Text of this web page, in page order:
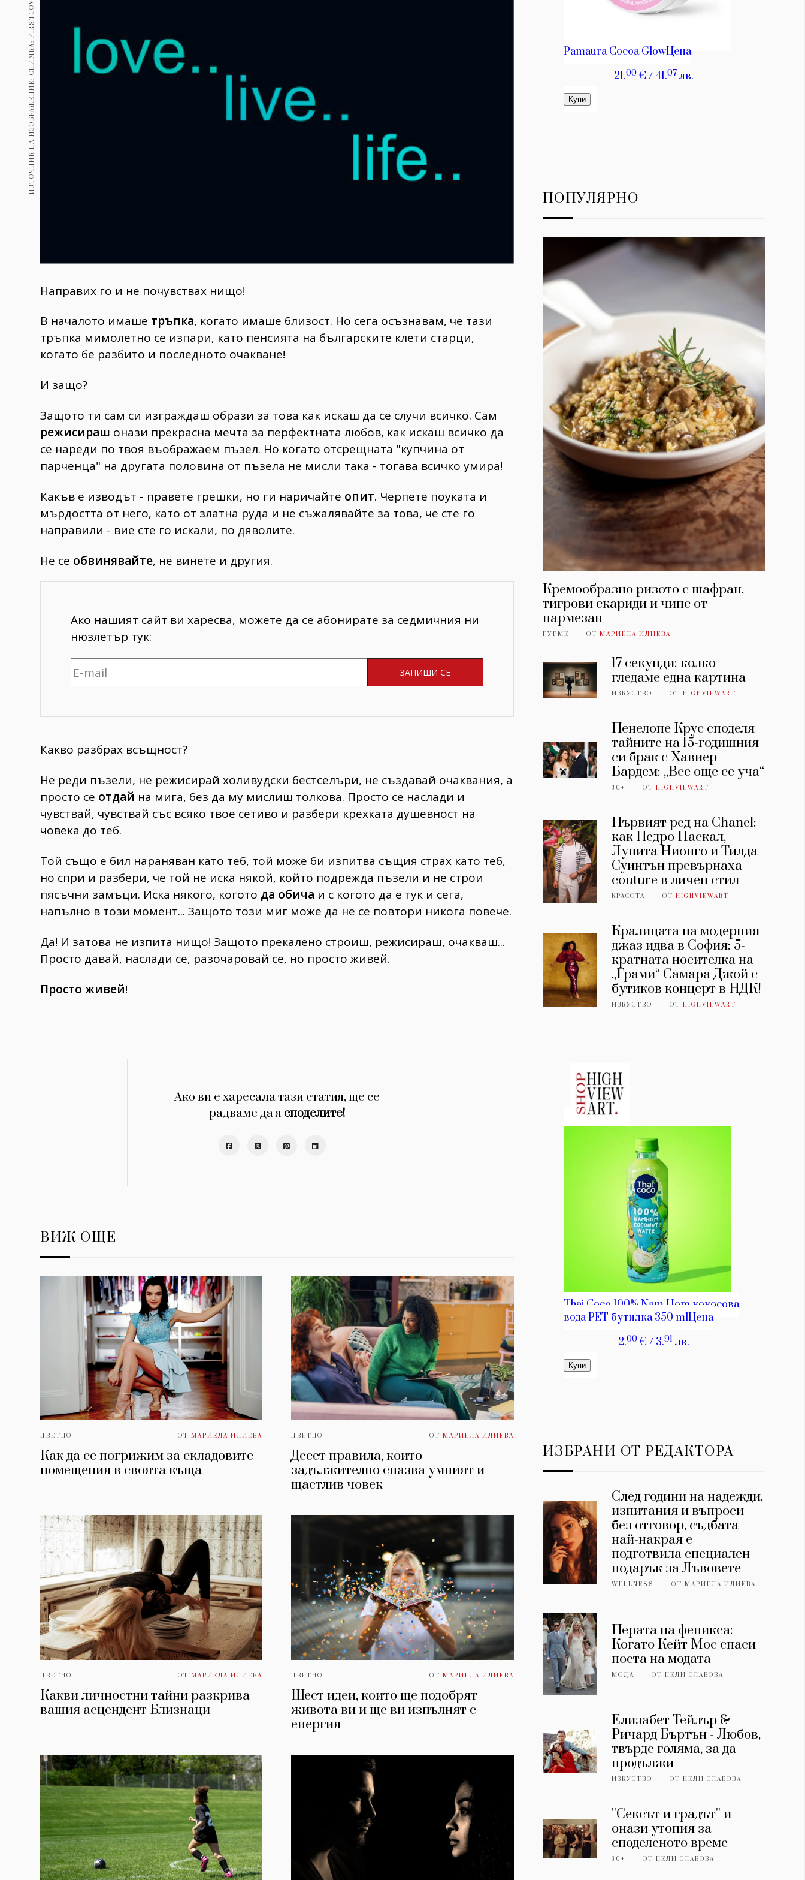
Пътувай
Здраве 389
Gentlemen
Wellness
ПОСЛЕДВАЙТЕ
НИ
ИЗТОЧНИК НА ИЗОБРАЖЕНИЕ: СНИМКА: FIRSTCOVERS.COM
Направих го и не почувствах нищо!
В началото имаше тръпка, когато имаше близост. Но сега осъзнавам, че тази
тръпка мимолетно се изпари, като пенсията на българските клети старци,
когато бе разбито и последното очакване!
И защо?
Защото ти сам си изграждаш образи за това как искаш да се случи всичко. Сам
режисираш онази прекрасна мечта за перфектната любов, как искаш всичко да
се нареди по твоя въображаем пъзел. Но когато отсрещната "купчина от
парченца" на другата половина от пъзела не мисли така - тогава всичко умира!
Какъв е изводът - правете грешки, но ги наричайте опит. Черпете поуката и
мърдостта от него, като от златна руда и не съжалявайте за това, че сте го
направили - вие сте го искали, по дяволите.
Не се обвинявайте, не винете и другия.
Ако нашият сайт ви харесва, можете да се абонирате за седмичния ни
нюзлетър тук:
Какво разбрах всъщност?
Не реди пъзели, не режисирай холивудски бестселъри, не създавай очаквания, а
просто се отдай на мига, без да му мислиш толкова. Просто се наслади и
чувствай, чувствай със всяко твое сетиво и разбери крехката душевност на
човека до теб.
Той също е бил нараняван като теб, той може би изпитва същия страх като теб,
но спри и разбери, че той не иска някой, който подрежда пъзели и не строи
пясъчни замъци. Иска някого, когото да обича и с когото да е тук и сега,
напълно в този момент... Защото този миг може да не се повтори никога повече.
Да! И затова не изпита нищо! Защото прекалено строиш, режисираш, очакваш...
Просто давай, наслади се, разочаровай се, но просто живей.
Просто живей!
Ако ви е харесала тази статия, ще се
радваме да я споделите!
ВИЖ ОЩЕ
ЦВЕТНО ОТМАРИЕЛА ИЛИЕВА
Как да се погрижим за складовите
помещения в своята къща
ЦВЕТНО ОТ МАРИЕЛА ИЛИЕВА
Десет правила, които
задължително спазва умният и
щастлив човек
ЦВЕТНО ОТМАРИЕЛА ИЛИЕВА
Какви личностни тайни разкрива
вашия асцендент Близнаци
ЦВЕТНО ОТ МАРИЕЛА ИЛИЕВА
Шест идеи, които ще подобрят
живота ви и ще ви изпълнят с
енергия
ПОПУЛЯРНО
Кремообразно ризото с шафран,
тигрови скариди и чипс от
пармезан
ГУРМЕ ОТ МАРИЕЛА ИЛИЕВА
17 секунди: колко
гледаме една картина
ИЗКУСТВО ОТHIGHVIEWART
Пенелопе Крус споделя
тайните на 15-годишния
си брак с Хавиер
Бардем: „Все още се уча“
30+ ОТHIGHVIEWART
Първият ред на Chanel:
как Педро Паскал,
Лупита Нионго и Тилда
Суинтън превърнаха
couture в личен стил
КРАСОТА ОТHIGHVIEWART
Кралицата на модерния
джаз идва в София: 5-
кратната носителка на
„Грами“ Самара Джой с
бутиков концерт в НДК!
ИЗКУСТВО ОТHIGHVIEWART
ИЗБРАНИ ОТ РЕДАКТОРА
След години на надежди,
изпитания и въпроси
без отговор, съдбата
най-накрая е
подготвила специален
подарък за Лъвовете
WELLNESS ОТМАРИЕЛА ИЛИЕВА
Перата на феникса:
Когато Кейт Мос спаси
поета на модата
МОДА ОТНЕЛИ СЛАВОВА
Елизабет Тейлър &
Ричард Бъртън - Любов,
твърде голяма, за да
продължи
ИЗКУСТВО ОТНЕЛИ СЛАВОВА
''Сексът и градът'' и
онази утопия за
споделеното време
30+ ОТНЕЛИ СЛАВОВА